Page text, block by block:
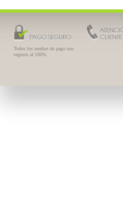
PAGO SEGURO
Todos los medios de pago son
seguros al 100%
CLIENTE